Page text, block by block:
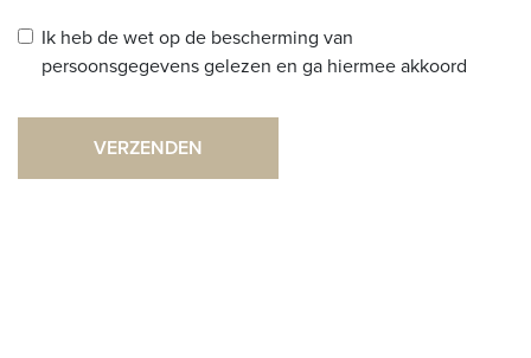
Ik heb de wet op de bescherming van
persoonsgegevens gelezen en ga hiermee akkoord
VERZENDEN